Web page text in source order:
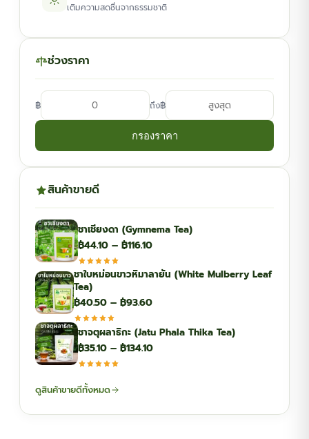
เติมความสดชื่นจากธรรมชาติ
ช่วงราคา
฿ ถึง฿
กรองราคา
สินค้าขายดี
ชาเชียงดา (Gymnema Tea)
฿44.10 – ฿116.10Price
฿44.10
฿116.10
ชาใบหม่อนขาวหิมาลายัน (White Mulberry Leaf
Tea)
฿40.50 – ฿93.60Price
฿40.50
through
ชาจตุผลาธิกะ (Jatu Phala Thika Tea)
฿35.10 – ฿134.10Price
ดูสินค้าขายดีทั้งหมด